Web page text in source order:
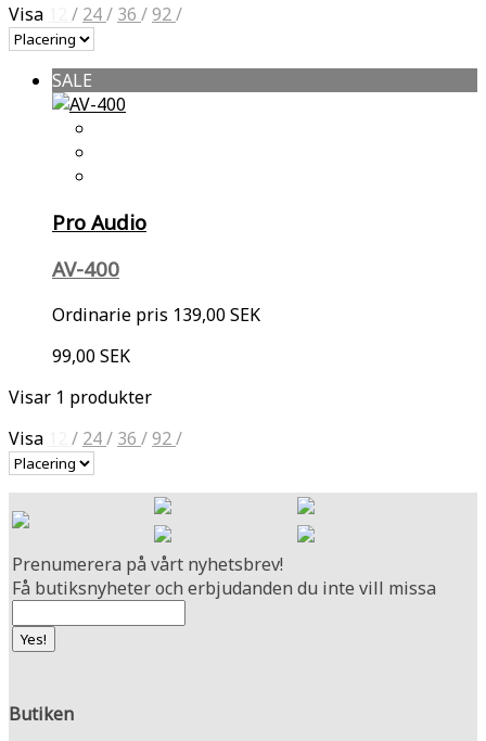
Visa
/ 24/ 36 /92/
SALE
Pro Audio
AV-400
Ordinarie pris 139,00 SEK
99,00 SEK
Visar 1 produkter
Visa
/ 24/ 36 /92/
Prenumerera på vårt nyhetsbrev!
Få butiksnyheter och erbjudanden du inte vill missa
Butiken